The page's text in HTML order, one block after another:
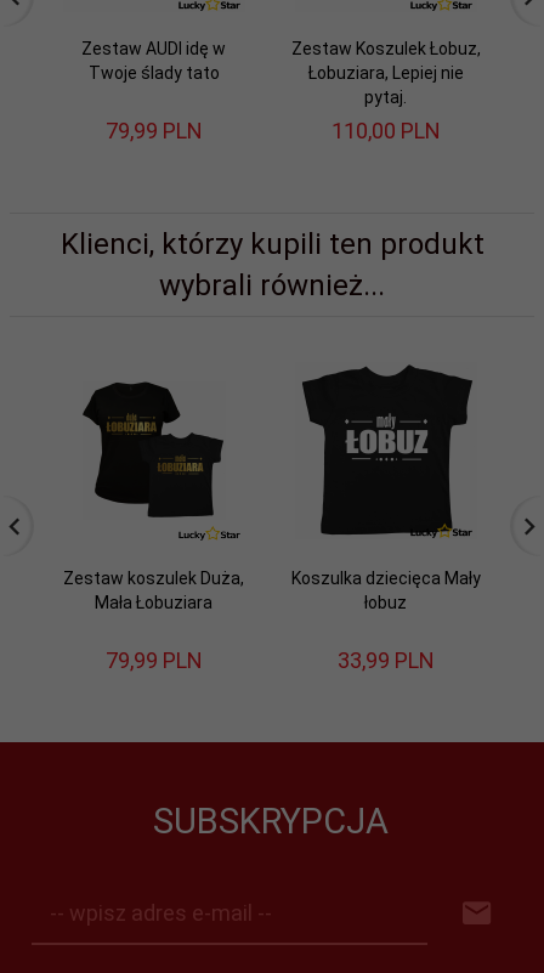
Zestaw AUDI idę w
Twoje ślady tato
79,99 PLN
Zestaw Koszulek Łobuz,
Łobuziara, Lepiej nie
pytaj.
110,00 PLN
Klienci, którzy kupili ten produkt
wybrali również...
Zestaw koszulek Duża,
Mała Łobuziara
79,99 PLN
Koszulka dziecięca Mały
łobuz
33,99 PLN
SUBSKRYPCJA
-- wpisz adres e-mail --